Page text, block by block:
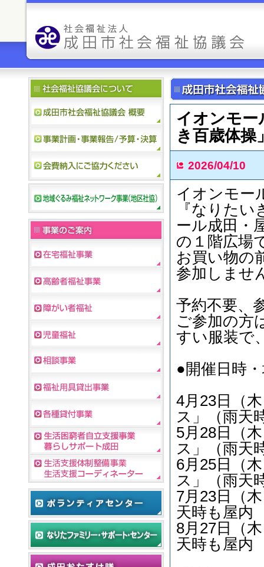
イオンモー
き百歳体操
2026/04/10
イオンモー
『なりた
ール成田・
の１階広場
お買い物の
参加しませ
予約不要、
ご参加の方
すい服装で
●開催日時
4月23日（
ス」（雨天
5月28日（
ス」（雨天
6月25日（
ス」（雨天
7月23日（
天時も屋内
8月27日（
天時も屋内